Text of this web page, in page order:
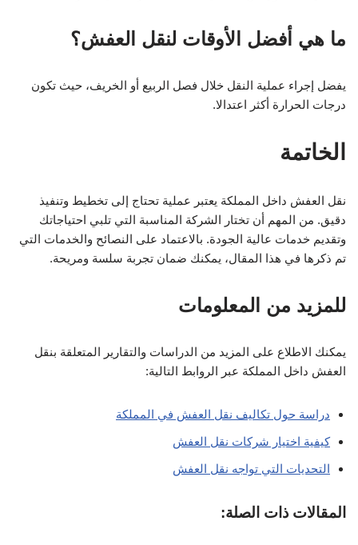
ما هي أفضل الأوقات لنقل العفش؟
يفضل إجراء عملية النقل خلال فصل الربيع أو الخريف، حيث تكون
درجات الحرارة أكثر اعتدالا.
الخاتمة
نقل العفش داخل المملكة يعتبر عملية تحتاج إلى تخطيط وتنفيذ
دقيق. من المهم أن تختار الشركة المناسبة التي تلبي احتياجاتك
وتقديم خدمات عالية الجودة. بالاعتماد على النصائح والخدمات التي
تم ذكرها في هذا المقال، يمكنك ضمان تجربة سلسة ومريحة.
للمزيد من المعلومات
يمكنك الاطلاع على المزيد من الدراسات والتقارير المتعلقة بنقل
العفش داخل المملكة عبر الروابط التالية:
دراسة حول تكاليف نقل العفش في المملكة
كيفية اختيار شركات نقل العفش
التحديات التي تواجه نقل العفش
المقالات ذات الصلة: